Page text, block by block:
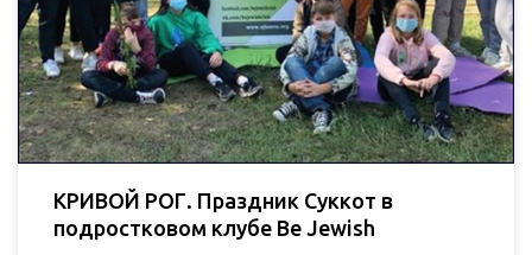
КРИВОЙ РОГ. Праздник Суккот в
подростковом клубе Be Jewish